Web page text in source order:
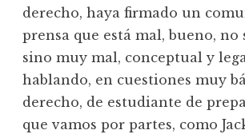
derecho, haya firmado un
prensa que está mal, bueno, no
sino muy mal, conceptual y
hablando, en cuestiones muy
derecho, de estudiante de
que vamos por partes, como